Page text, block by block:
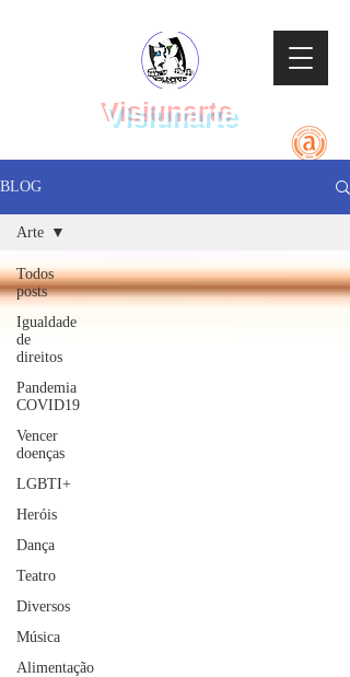
Visiunarte
BLOG
Todos
posts
Igualdade
de
direitos
Pandemia
COVID19
Vencer
doenças
LGBTI+
Heróis
Dança
Teatro
Diversos
Música
Alimentação
Arte